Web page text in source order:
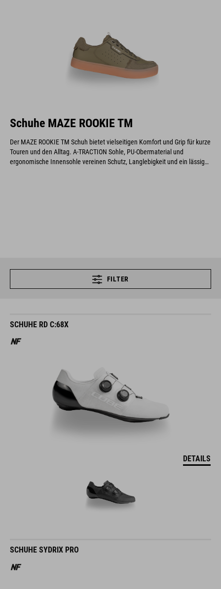
Schuhe MAZE ROOKIE TM
Der MAZE ROOKIE TM Schuh bietet vielseitigen Komfort und Grip für kurze
Touren und den Alltag. A-TRACTION Sohle, PU-Obermaterial und
ergonomische Innensohle vereinen Schutz, Langlebigkeit und ein lässiges
FILTER
SCHUHE RD C:68X
DETAILS
SCHUHE SYDRIX PRO